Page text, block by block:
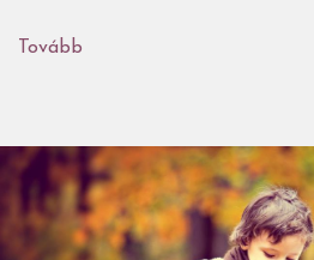
Tovább
tucat
csodás,
szöveg
nélküli